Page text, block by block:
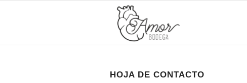
HOJA DE CONTACTO